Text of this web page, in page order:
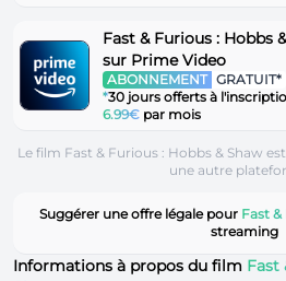
Fast & Furious : Hobbs
sur Prime Video
ABONNEMENT GRATUIT*
*30 jours offerts à
6.99€ par mois
Le film Fast & Furious : Hobbs & Shaw
une autre
Suggérer une offre légale pour Fast
streaming
Informations à propos du film Fast